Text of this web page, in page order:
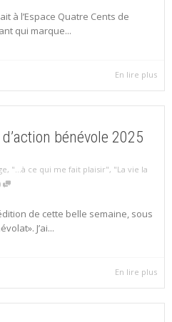
à l’Espace Quatre Cents de
qui marque...
En lire plus
bénévole 2025
, "...à ce qui me fait plaisir", "La vie la
de cette belle semaine, sous
J’ai...
En lire plus